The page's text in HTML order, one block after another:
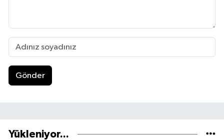
Gönder
Yükleniyor...